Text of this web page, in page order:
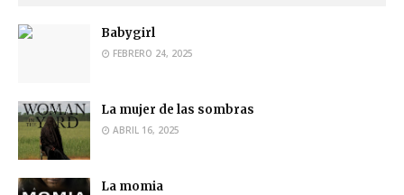
Babygirl
FEBRERO 24, 2025
La mujer de las sombras
ABRIL 16, 2025
La momia